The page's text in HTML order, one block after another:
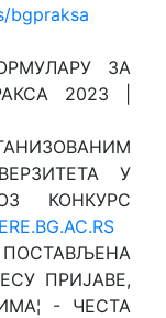
bgpraksa
ЗА
2023 |
У
КОНКУРС
ПРИЈАВЕ,
- ЧЕСТА